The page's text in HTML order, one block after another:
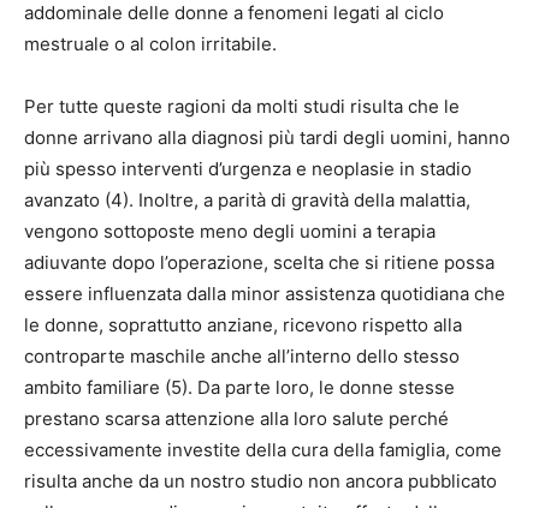
addominale delle donne a fenomeni legati al ciclo
mestruale o al colon irritabile.
Per tutte queste ragioni da molti studi risulta che le
donne arrivano alla diagnosi più tardi degli uomini, hanno
più spesso interventi d’urgenza e neoplasie in stadio
avanzato (4). Inoltre, a parità di gravità della malattia,
vengono sottoposte meno degli uomini a terapia
adiuvante dopo l’operazione, scelta che si ritiene possa
essere influenzata dalla minor assistenza quotidiana che
le donne, soprattutto anziane, ricevono rispetto alla
controparte maschile anche all’interno dello stesso
ambito familiare (5). Da parte loro, le donne stesse
prestano scarsa attenzione alla loro salute perché
eccessivamente investite della cura della famiglia, come
risulta anche da un nostro studio non ancora pubblicato